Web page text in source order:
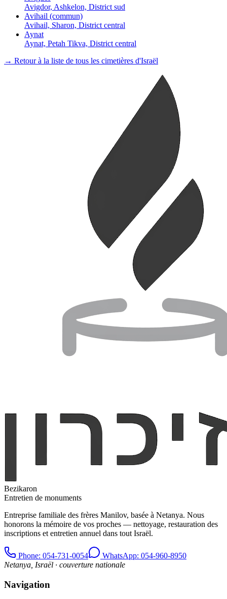
Avigdor, Ashkelon, District sud
Avihail (commun)
Avihail, Sharon, District central
Aynat
Aynat, Petah Tikva, District central
→ Retour à la liste de tous les cimetières d'Israël
Bezikaron
Entretien de monuments
Entreprise familiale des frères Manilov, basée à Netanya. Nous
honorons la mémoire de vos proches — nettoyage, restauration des
inscriptions et entretien annuel dans tout Israël.
Phone: 054-731-0054
WhatsApp: 054-960-8950
Netanya, Israël · couverture nationale
Navigation